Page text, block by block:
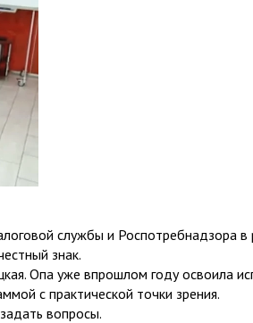
службы и Роспотребнадзора
знак.
Опа уже впрошлом году освоила
с практической точки зрения.
вопросы.